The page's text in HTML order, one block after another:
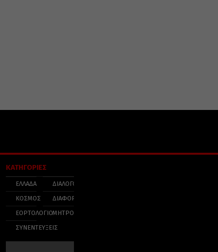
ΚΑΤΗΓΟΡΙΕΣ
ΕΛΛΑΔΑ
ΚΟΣΜΟΣ
ΕΟΡΤΟΛΟΓΙΟ
ΣΥΝΕΝΤΕΥΞΕΙΣ
ΔΙΑΛΟΓΟΣ
ΔΙΑΦΟΡΑ
ΜΗΤΡΟΠΟΛΕΙΣ